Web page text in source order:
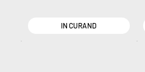
IN CURAND